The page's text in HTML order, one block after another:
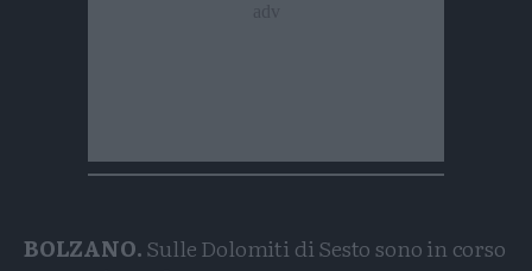
BOLZANO.Sulle Dolomiti di Sesto sono in corso